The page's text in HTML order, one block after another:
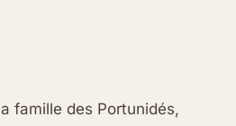
famille des Portunidés,